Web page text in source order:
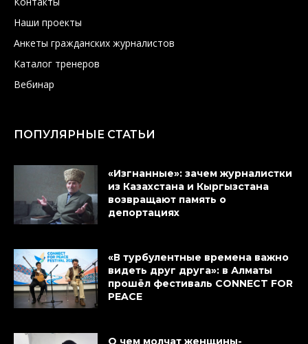
Наши проекты
Анкеты гражданских журналистов
Каталог тренеров
Вебинар
ПОПУЛЯРНЫЕ СТАТЬИ
«Изгнанные»: зачем журналистки
из Казахстана и Кыргызстана
возвращают память о
депортациях
«В турбулентные времена важно
видеть друг друга»: в Алматы
прошёл фестиваль CONNECT FOR
PEACE
О чем молчат женщины-